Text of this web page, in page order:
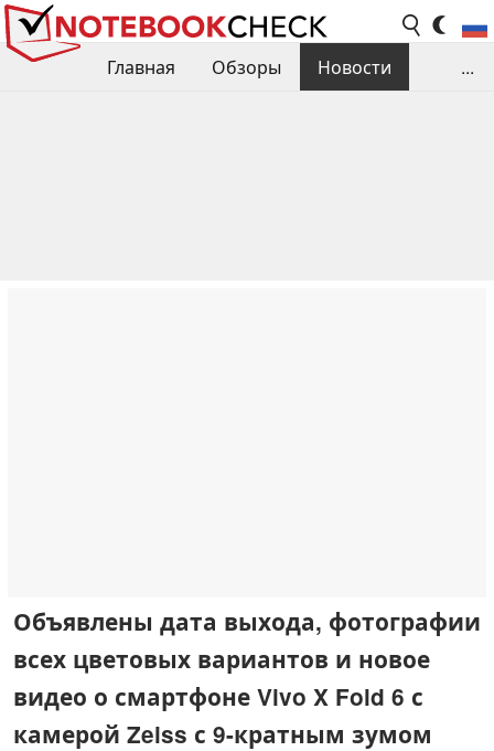
Главная Обзоры
Новости
...
Объявлены дата выхода, фотографии
всех цветовых вариантов и новое
видео о смартфоне Vivo X Fold 6 с
камерой Zeiss с 9-кратным зумом